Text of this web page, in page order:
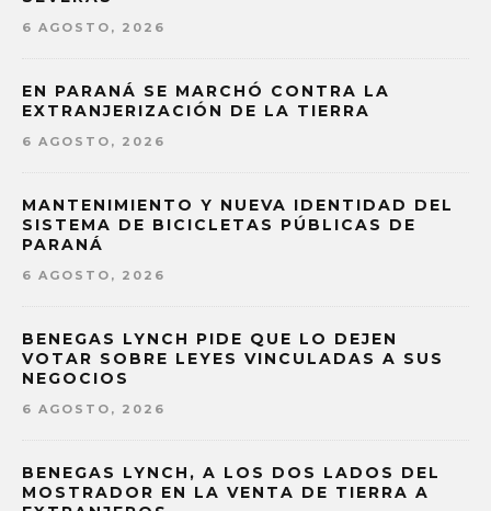
6 AGOSTO, 2026
EN PARANÁ SE MARCHÓ CONTRA LA
EXTRANJERIZACIÓN DE LA TIERRA
6 AGOSTO, 2026
MANTENIMIENTO Y NUEVA IDENTIDAD DEL
SISTEMA DE BICICLETAS PÚBLICAS DE
PARANÁ
6 AGOSTO, 2026
BENEGAS LYNCH PIDE QUE LO DEJEN
VOTAR SOBRE LEYES VINCULADAS A SUS
NEGOCIOS
6 AGOSTO, 2026
BENEGAS LYNCH, A LOS DOS LADOS DEL
MOSTRADOR EN LA VENTA DE TIERRA A